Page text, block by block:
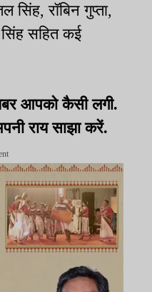
सिंह, रॉबिन गुप्ता,
सहित कई
आपको कैसी लगी.
राय साझा करें.